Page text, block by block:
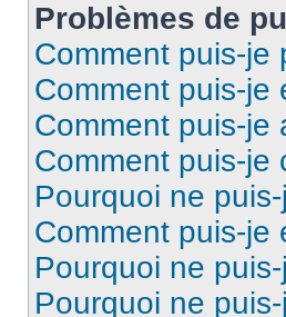
Problèmes de
Comment puis-je
Comment puis-je
Comment puis-je
Comment puis-je
Pourquoi ne
Comment puis-je
Pourquoi ne
Pourquoi ne